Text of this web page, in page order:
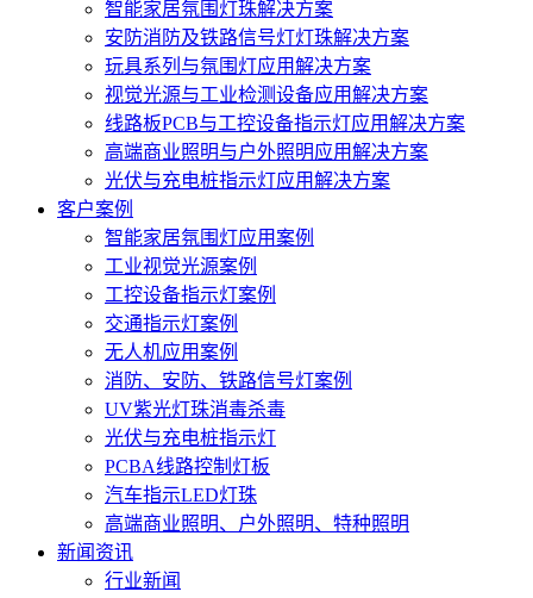
智能家居氛围灯珠解决方案
安防消防及铁路信号灯灯珠解决方案
玩具系列与氛围灯应用解决方案
视觉光源与工业检测设备应用解决方案
线路板PCB与工控设备指示灯应用解决方案
高端商业照明与户外照明应用解决方案
光伏与充电桩指示灯应用解决方案
客户案例
智能家居氛围灯应用案例
工业视觉光源案例
工控设备指示灯案例
交通指示灯案例
无人机应用案例
消防、安防、铁路信号灯案例
UV紫光灯珠消毒杀毒
光伏与充电桩指示灯
PCBA线路控制灯板
汽车指示LED灯珠
高端商业照明、户外照明、特种照明
新闻资讯
行业新闻